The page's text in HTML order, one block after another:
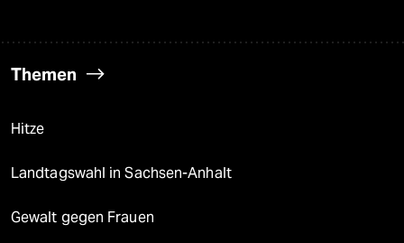
Themen
Hitze
Landtagswahl in Sachsen-Anhalt
Gewalt gegen Frauen